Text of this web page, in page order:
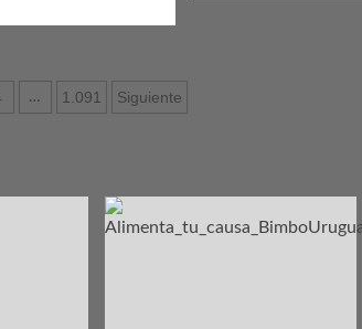
… 1.091 Siguiente